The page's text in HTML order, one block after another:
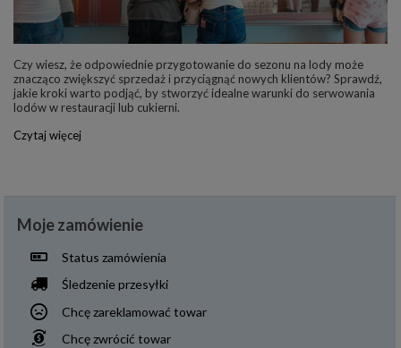
Czy wiesz, że odpowiednie przygotowanie do sezonu na lody może
znacząco zwiększyć sprzedaż i przyciągnąć nowych klientów? Sprawdź,
jakie kroki warto podjąć, by stworzyć idealne warunki do serwowania
lodów w restauracji lub cukierni.
Czytaj więcej
Moje zamówienie
Status zamówienia
Śledzenie przesyłki
Chcę zareklamować towar
Chcę zwrócić towar